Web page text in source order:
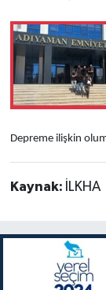
Depreme ilişkin
Kaynak: İLKHA